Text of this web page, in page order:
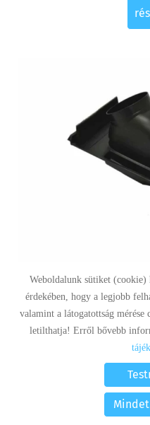
Vaillant
Sérült
Régi
Akciós
Weboldalunk sütiket (cookie)
érdekében, hogy a legjobb
valamint a látogatottság
letilthatja! Erről bővebb
KERESÉS AZ OLDAL TARTALMÁBAN